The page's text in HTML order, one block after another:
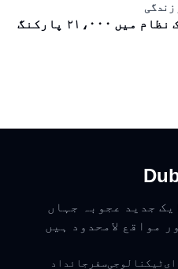
زندگی
دبئی میں سالک نظام میں ۲۱،۰۰۰ پارکنگ
جدید عجوبہ جہاں
مواقع لامحدود ہیں
ایٹیکنالوجیسفر جائداد